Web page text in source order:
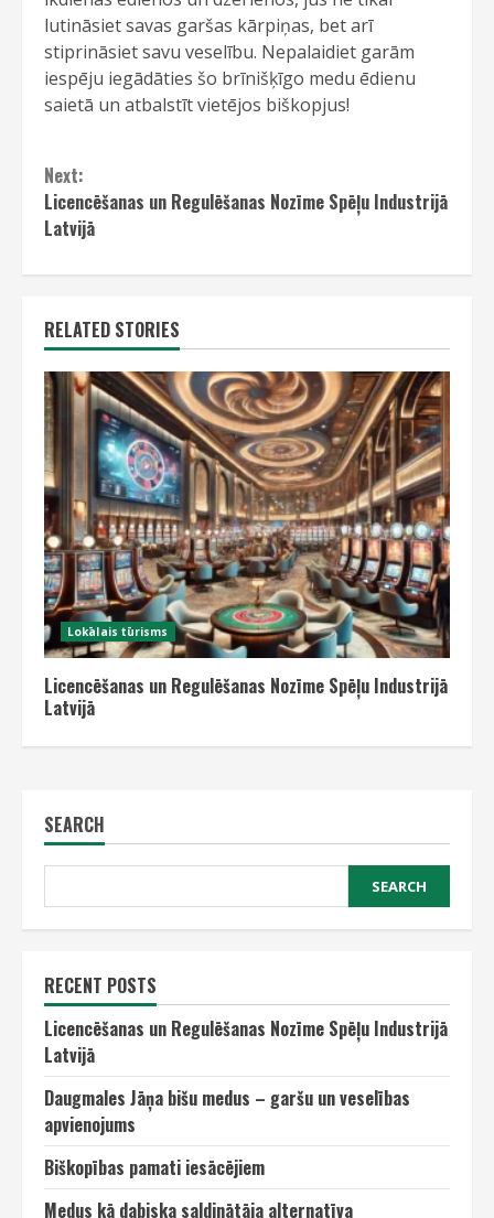
lutināsiet savas garšas kārpiņas, bet arī
stiprināsiet savu veselību. Nepalaidiet garām
iespēju iegādāties šo brīnišķīgo medu ēdienu
saietā un atbalstīt vietējos biškopjus!
Continue
Reading
Next:
Licencēšanas un Regulēšanas Nozīme Spēļu Industrijā
Latvijā
RELATED STORIES
Lokālais tūrisms
Licencēšanas un Regulēšanas Nozīme Spēļu Industrijā
Latvijā
SEARCH
SEARCH
RECENT POSTS
Licencēšanas un Regulēšanas Nozīme Spēļu Industrijā
Latvijā
Daugmales Jāņa bišu medus – garšu un veselības
apvienojums
Biškopības pamati iesācējiem
Medus kā dabiska saldinātāja alternatīva